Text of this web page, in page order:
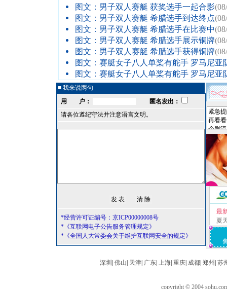
图文：男子双人赛艇 获奖选手一起合影
图文：男子双人赛艇 希腊选手到达终点
图文：男子双人赛艇 希腊选手在比赛中
图文：男子双人赛艇 希腊选手展示铜牌
图文：男子双人赛艇 希腊选手获得铜牌
图文：赛艇女子八人单桨有舵手 罗马尼亚
图文：赛艇女子八人单桨有舵手 罗马尼亚
■ 我来说两句
用 户：
匿名发出：
请各位遵纪守法并注意语言文明。
*经营许可证编号：京ICP00000008号
*《互联网电子公告服务管理规定》
*《全国人大常委会关于维护互联网安全的规定》
最
夏
深圳 佛山 天津| 广东| 上海| 重庆| 成都| 郑州 苏
copyright © 2004